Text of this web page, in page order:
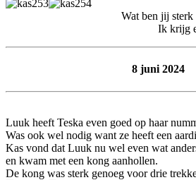
Wat ben jij
Ik krijg er pijn in
8 juni 2024
Luuk heeft Teska even goed op haar
Was ook wel nodig want ze heeft een
Kas vond dat Luuk nu wel even wat
en kwam met een kong aanhollen.
De kong was sterk genoeg voor drie